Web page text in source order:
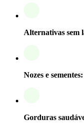
Alternativas sem
Nozes e sementes:
Gorduras